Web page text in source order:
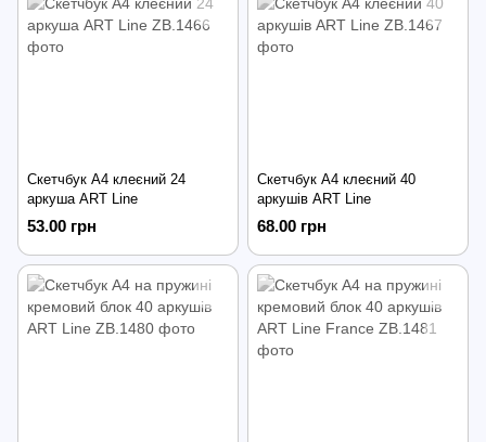
Скетчбук А4 клеєний 24
аркуша ART Line
53.00 грн
Скетчбук А4 клеєний 40
аркушів ART Line
68.00 грн